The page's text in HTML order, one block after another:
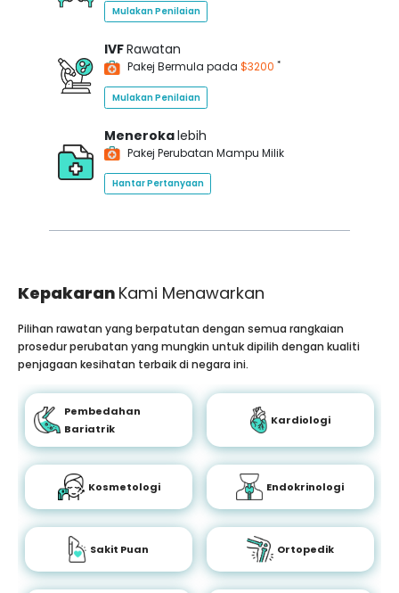
Mulakan Penilaian
IVFRawatan
Pakej Bermula pada $3200 *
Mulakan Penilaian
Menerokalebih
Pakej Perubatan Mampu Milik
Hantar Pertanyaan
Kepakaran Kami Menawarkan
Pilihan rawatan yang berpatutan dengan semua rangkaian
prosedur perubatan yang mungkin untuk dipilih dengan kualiti
penjagaan kesihatan terbaik di negara ini.
Pembedahan
Bariatrik
Kardiologi
Kosmetologi Endokrinologi
Sakit Puan Ortopedik